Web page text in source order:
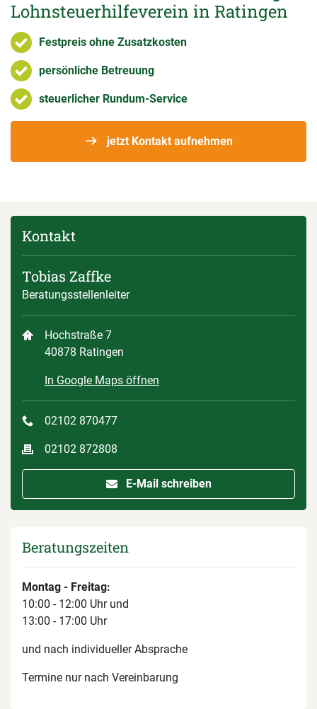
Lohnsteuerhilfeverein in Ratingen
Festpreis ohne Zusatzkosten
persönliche Betreuung
steuerlicher Rundum-Service
jetzt Kontakt aufnehmen
Kontakt
Tobias Zaffke
Beratungsstellenleiter
Hochstraße 7
40878 Ratingen
In Google Maps öffnen
02102 870477
02102 872808
E-Mail schreiben
Beratungszeiten
Montag - Freitag:
10:00 - 12:00 Uhr und
13:00 - 17:00 Uhr
und nach individueller Absprache
Termine nur nach Vereinbarung